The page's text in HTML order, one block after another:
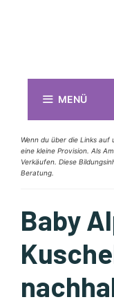
MENÜ
Wenn du über die Links
eine kleine Provision. Als
Verkäufen. Diese
Beratung.
Baby